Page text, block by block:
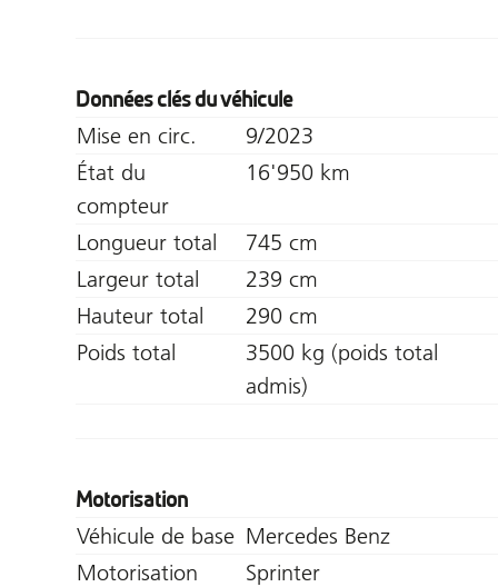
Données clés du véhicule
Mise en circ.
9/2023
État du
compteur
16'950 km
Longueur total
745 cm
Largeur total
239 cm
Hauteur total
290 cm
Poids total
3500 kg (poids total
admis)
Motorisation
Véhicule de base Mercedes Benz
Motorisation
Sprinter